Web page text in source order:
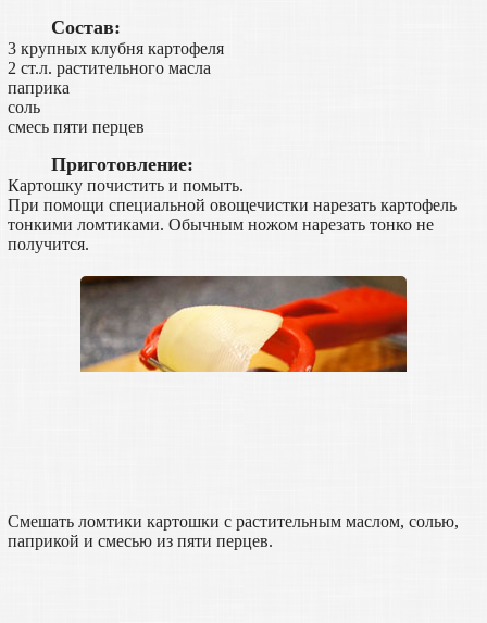
Состав:
3 крупных клубня картофеля
2 ст.л. растительного масла
паприка
соль
смесь пяти перцев
Приготовление:
Картошку почистить и помыть.
При помощи специальной овощечистки нарезать картофель
тонкими ломтиками. Обычным ножом нарезать тонко не
получится.
Смешать ломтики картошки с растительным маслом, солью,
паприкой и смесью из пяти перцев.